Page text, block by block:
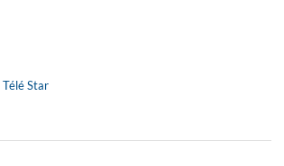
Télé Star